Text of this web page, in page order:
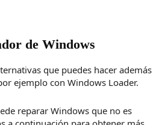
de Windows
que puedes hacer además
ejemplo con Windows Loader.
reparar Windows que no es